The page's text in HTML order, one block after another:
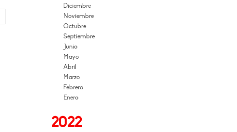
Diciembre
Noviembre
Octubre
Septiembre
Junio
Mayo
Abril
Marzo
Febrero
Enero
2022